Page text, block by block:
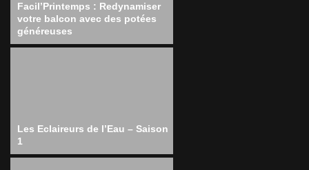
Facil’Printemps : Redynamiser
votre balcon avec des potées
généreuses
Les Eclaireurs de l’Eau – Saison
1